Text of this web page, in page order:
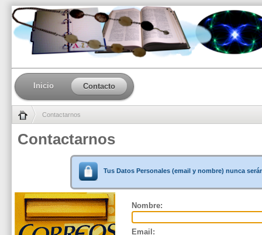
Inicio Contacto
Contactarnos
Contactarnos
Tus Datos Personales (email y nombre) nunca
Nombre:
Email: